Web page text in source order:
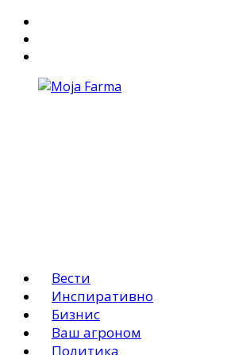
Вести
Инспиративно
Бизнис
Ваш агроном
Политика